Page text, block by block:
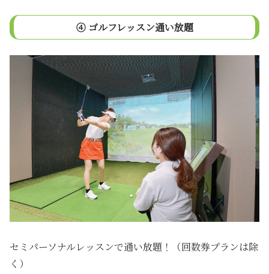
④ ゴルフレッスン通い放題
セミパーソナルレッスンで通い放題！（回数券プランは除
く）